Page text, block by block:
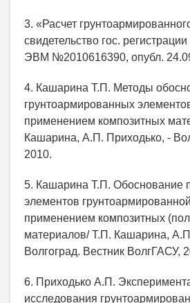
3. «Расчет
свидетельство гос.
ЭВМ №2010616390, опубл.
4. Кашарина Т.П. Методы
грунтоармированных
применением композитных
Кашарина, А.П. Приходько, -
2010.
5. Кашарина Т.П. Обоснование
элементов
применением композитных
материалов/ Т.П. Кашарина,
Волгоград. Вестник ВолгГАСУ,
6. Приходько А.П.
исследования